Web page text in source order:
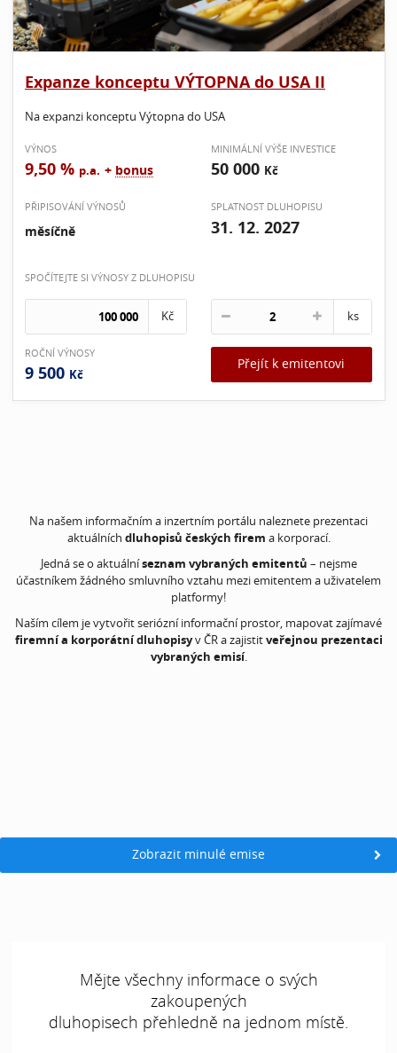
Expanze konceptu VÝTOPNA do USA II
Na expanzi konceptu Výtopna do USA
VÝNOS
9,50 % p.a. + bonus
MINIMÁLNÍ VÝŠE INVESTICE
50 000 Kč
PŘIPISOVÁNÍ VÝNOSŮ
měsíčně
SPLATNOST DLUHOPISU
31. 12. 2027
SPOČÍTEJTE SI VÝNOSY Z DLUHOPISU
Kč ks
ROČNÍ VÝNOSY
9 500 Kč
Přejít k emitentovi
Na našem informačním a inzertním portálu naleznete prezentaci
aktuálních dluhopisů českých firem a korporací.
Jedná se o aktuálníseznam vybraných emitentů – nejsme
účastníkem žádného smluvního vztahu mezi emitentem a uživatelem
platformy!
Naším cílem je vytvořit seriózní informační prostor, mapovat zajímavé
firemní a korporátní dluhopisyv ČR a zajistitveřejnou prezentaci
vybraných emisí.
Zobrazit minulé emise
Mějte všechny informace o svých
zakoupených
dluhopisech přehledně na jednom místě.